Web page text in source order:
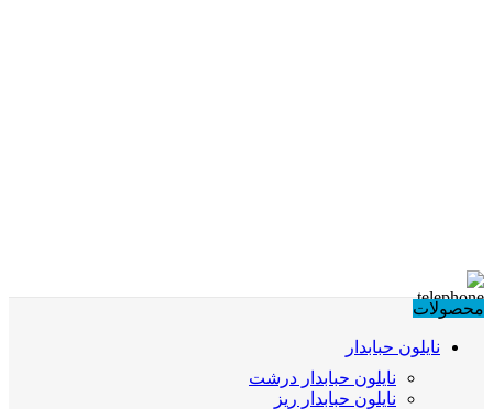
محصولات
نایلون حبابدار
نایلون حبابدار درشت
نایلون حبابدار ریز